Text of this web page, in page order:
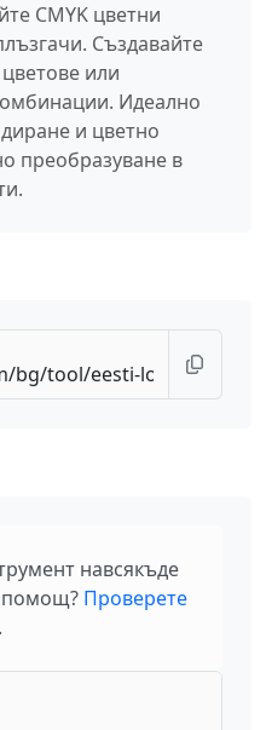
CMYK цветни
Създавайте
или
Идеално
и цветно
преобразуване в
навсякъде
помощ? Проверете
.